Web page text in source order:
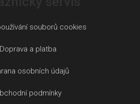
souborů cookies
Doprava a platba
osobních údajů
podmínky